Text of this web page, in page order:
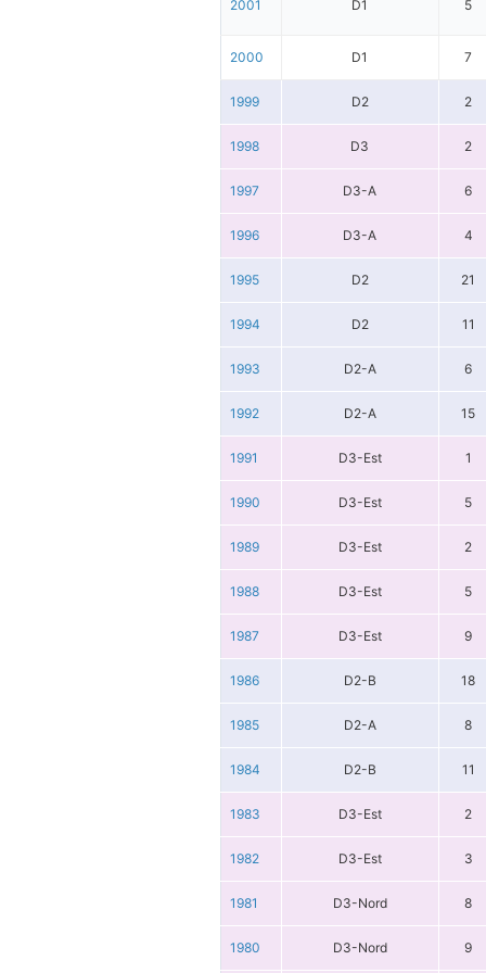
2001 D1 5
2000 D1 7
1999 D2 2
1998 D3 2
1997 D3-A 6
1996 D3-A 4
1995 D2 21
1994 D2 11
1993 D2-A 6
1992 D2-A 15
1991 D3-Est 1
1990 D3-Est 5
1989 D3-Est 2
1988 D3-Est 5
1987 D3-Est 9
1986 D2-B 18
1985 D2-A 8
1984 D2-B 11
1983 D3-Est 2
1982 D3-Est 3
1981 D3-Nord 8
1980 D3-Nord 9